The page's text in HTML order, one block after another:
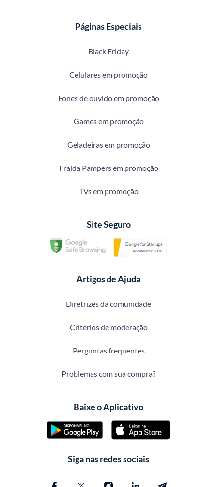
Páginas Especiais
Black Friday
Celulares em promoção
Fones de ouvido em promoção
Games em promoção
Geladeiras em promoção
Fralda Pampers em promoção
TVs em promoção
Site Seguro
Artigos de Ajuda
Diretrizes da comunidade
Critérios de moderação
Perguntas frequentes
Problemas com sua compra?
Baixe o Aplicativo
Siga nas redes sociais